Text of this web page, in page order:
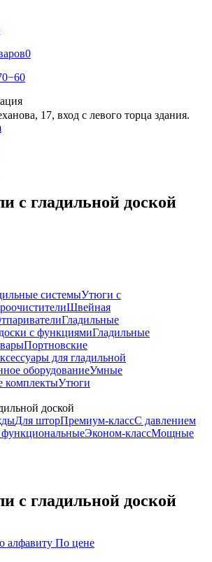
0
17, вход с левого торца здания.
с гладильной доской
системыУтюги с
Швейная
Гладильные
с функциямиГладильные
Портновские
для гладильной
оборудованиеУмные
комплектыУтюги
доской
Для шторПремиум-классС давлением
Эконом-классМощные
с гладильной доской
алфавиту По цене